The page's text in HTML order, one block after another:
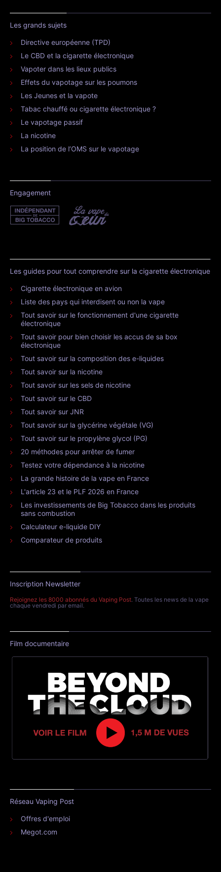
Les grands sujets
Directive européenne (TPD)
Le CBD et la cigarette électronique
Vapoter dans les lieux publics
Effets du vapotage sur les poumons
Les Jeunes et la vapote
Tabac chauffé ou cigarette électronique ?
Le vapotage passif
La nicotine
La position de l’OMS sur le vapotage
Engagement
Les guides pour tout comprendre sur la cigarette électronique
Cigarette électronique en avion
Liste des pays qui interdisent ou non la vape
Tout savoir sur le fonctionnement d'une cigarette
électronique
Tout savoir pour bien choisir les accus de sa box
électronique
Tout savoir sur la composition des e-liquides
Tout savoir sur la nicotine
Tout savoir sur les sels de nicotine
Tout savoir sur le CBD
Tout savoir sur JNR
Tout savoir sur la glycérine végétale (VG)
Tout savoir sur le propylène glycol (PG)
20 méthodes pour arrêter de fumer
Testez votre dépendance à la nicotine
La grande histoire de la vape en France
L'article 23 et le PLF 2026 en France
Les investissements de Big Tobacco dans les produits
sans combustion
Calculateur e-liquide DIY
Comparateur de produits
Inscription Newsletter
Rejoignez les 8000 abonnés du Vaping Post. Toutes les news de la vape
chaque vendredi par email.
Film documentaire
Réseau Vaping Post
Offres d'emploi
Megot.com